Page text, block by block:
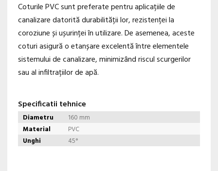
Coturile PVC sunt preferate pentru aplicațiile de
canalizare datorită durabilității lor, rezistenței la
coroziune și ușurinței în utilizare. De asemenea, aceste
coturi asigură o etanșare excelentă între elementele
sistemului de canalizare, minimizând riscul scurgerilor
sau al infiltrațiilor de apă.
Specificatii tehnice
Diametru
160 mm
Material
PVC
Unghi
45°